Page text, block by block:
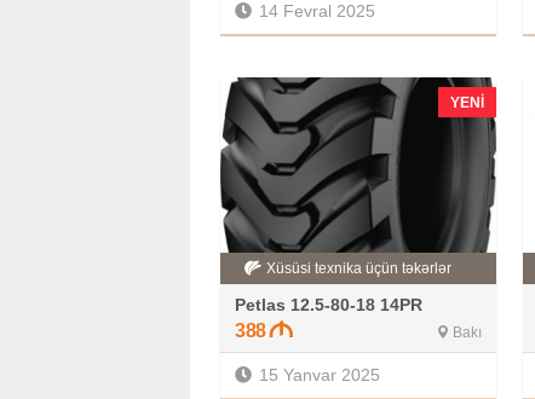
14 Fevral 2025
YENI
Xüsüsi texnika üçün təkərlər
Petlas 12.5-80-18 14PR
388 Bakı
15 Yanvar 2025